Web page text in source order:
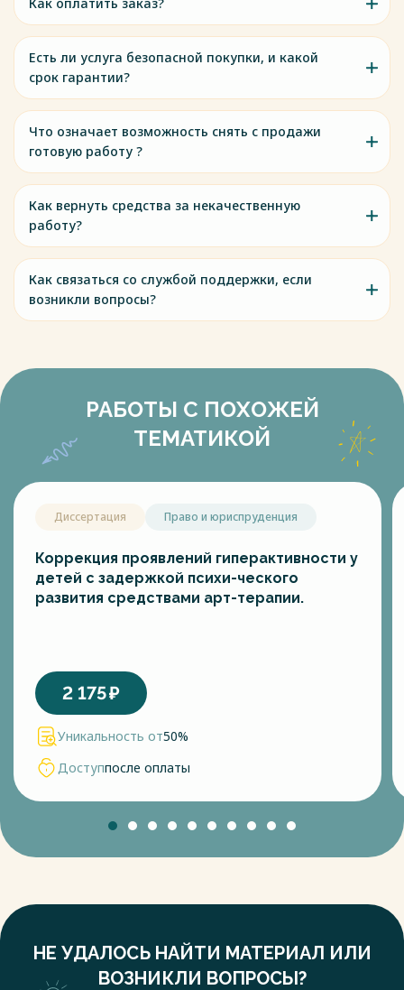
Есть ли услуга безопасной покупки, и какой
срок гарантии?
Что означает возможность снять с продажи
готовую работу ?
Как вернуть средства за некачественную
работу?
Как связаться со службой поддержки, если
возникли вопросы?
РАБОТЫ С ПОХОЖЕЙ
ТЕМАТИКОЙ
Диссертация Право и юриспруденция
Коррекция проявлений гиперактивности у
детей с задержкой психи-ческого
развития средствами арт-терапии.
2 175₽
Уникальность от50%
Доступпосле оплаты
НЕ УДАЛОСЬ НАЙТИ МАТЕРИАЛ ИЛИ
ВОЗНИКЛИ ВОПРОСЫ?